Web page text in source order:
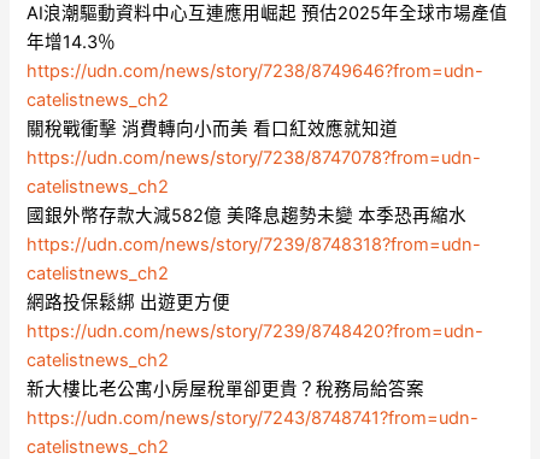
AI浪潮驅動資料中心互連應用崛起 預估2025年全球市場產值
年增14.3％
https://udn.com/news/story/7238/8749646?from=udn-
catelistnews_ch2
關稅戰衝擊 消費轉向小而美 看口紅效應就知道
https://udn.com/news/story/7238/8747078?from=udn-
catelistnews_ch2
國銀外幣存款大減582億 美降息趨勢未變 本季恐再縮水
https://udn.com/news/story/7239/8748318?from=udn-
catelistnews_ch2
網路投保鬆綁 出遊更方便
https://udn.com/news/story/7239/8748420?from=udn-
catelistnews_ch2
新大樓比老公寓小房屋稅單卻更貴？稅務局給答案
https://udn.com/news/story/7243/8748741?from=udn-
catelistnews_ch2